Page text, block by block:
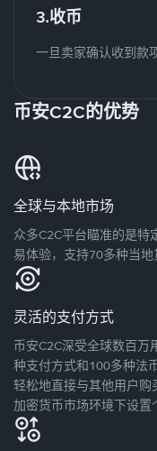
3.收币
一旦卖家确认收到款
币安C2C的优势
全球与本地市场
众多C2C平台瞄准的是特
易体验，支持70多种当地
灵活的支付方式
币安C2C深受全球数百
种支付方式和100多种法
轻松地直接与其他用户
加密货币市场环境下设置